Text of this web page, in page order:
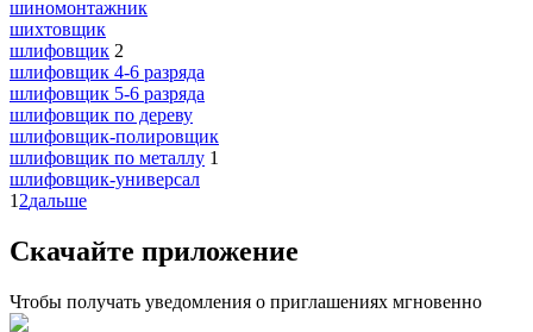
шиномонтажник
шихтовщик
шлифовщик 2
шлифовщик 4-6 разряда
шлифовщик 5-6 разряда
шлифовщик по дереву
шлифовщик-полировщик
шлифовщик по металлу 1
шлифовщик-универсал
1 2дальше
Скачайте приложение
Чтобы получать уведомления о приглашениях мгновенно